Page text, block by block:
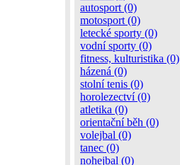
autosport (0)
motosport (0)
letecké sporty (0)
vodní sporty (0)
fitness, kulturistika (0)
házená (0)
stolní tenis (0)
horolezectví (0)
atletika (0)
orientační běh (0)
volejbal (0)
tanec (0)
nohejbal (0)